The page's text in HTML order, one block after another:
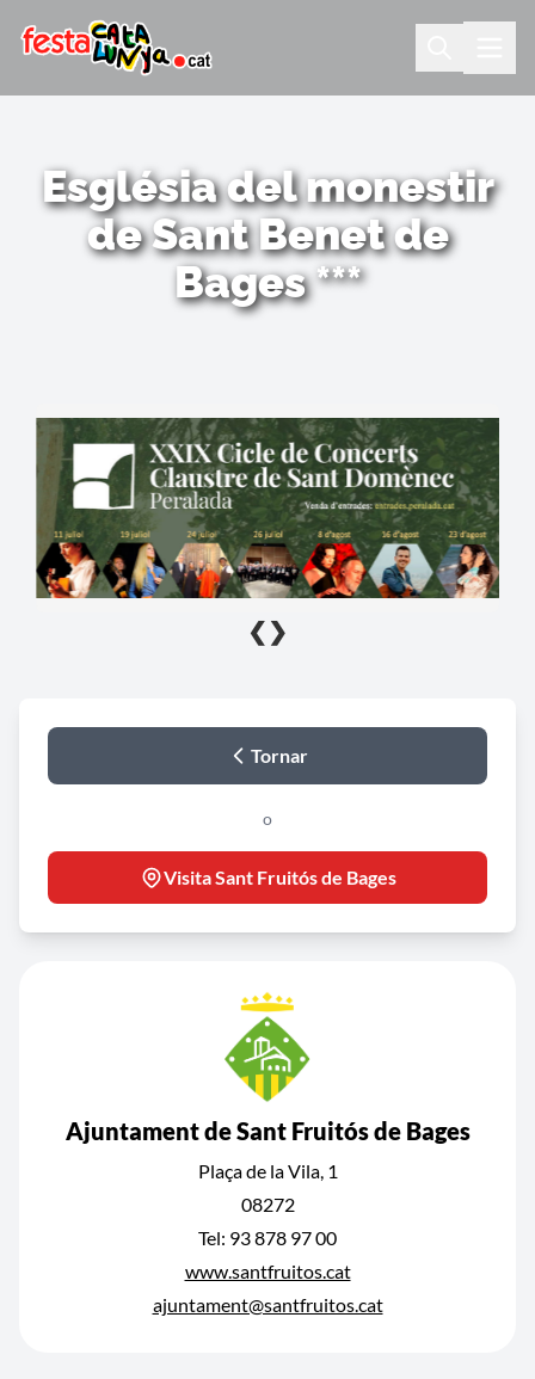
Església del monestir
de Sant Benet de
Bages ***
❮ ❯
Tornar
o
Visita Sant Fruitós de Bages
Ajuntament de Sant Fruitós de Bages
Plaça de la Vila, 1
08272
Tel: 93 878 97 00
www.santfruitos.cat
ajuntament@santfruitos.cat